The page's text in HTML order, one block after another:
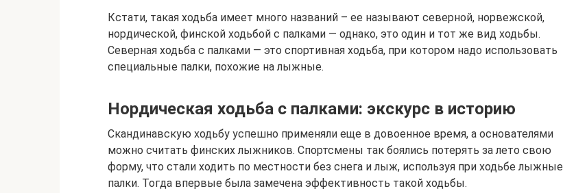
Кстати, такая ходьба имеет много названий – ее называют северной, норвежской,
нордической, финской ходьбой с палками — однако, это один и тот же вид ходьбы.
Северная ходьба с палками — это спортивная ходьба, при котором надо использовать
специальные палки, похожие на лыжные.
Нордическая ходьба с палками: экскурс в историю
Скандинавскую ходьбу успешно применяли еще в довоенное время, а основателями
можно считать финских лыжников. Спортсмены так боялись потерять за лето свою
форму, что стали ходить по местности без снега и лыж, используя при ходьбе лыжные
палки. Тогда впервые была замечена эффективность такой ходьбы.